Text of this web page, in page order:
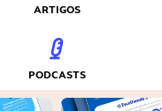
ARTIGOS
PODCASTS